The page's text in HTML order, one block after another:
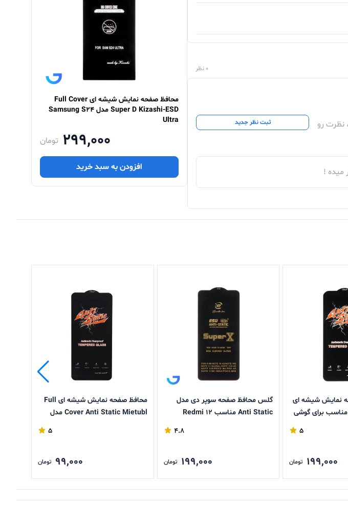
0 نظر
نظرت رو
ثبت نظر جدید
میده !
محافظ صفحه نمایش شیشه ای Full Cover
Super D Kizashi-ESD مدل Samsung S24
Ultra
299,000 تومان
افزودن به سبد خرید
نمایش شیشه ای
مدل Anti Static مناسب برای گوشی
5
199,000 تومان
گلس محافظ صفحه سوپر دی مدل
Anti Static مناسب Redmi 12
4.8
199,000 تومان
محافظ صفحه نمایش شیشه ای Full
Cover Anti Static Mietubl مدل
5
99,000 تومان